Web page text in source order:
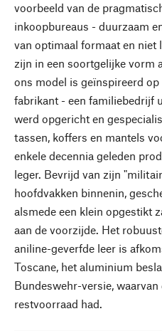
voorbeeld van de
inkoopbureaus - duurzaam
van optimaal formaat en niet
zijn in een soortgelijke vorm
ons model is geïnspireerd op
fabrikant - een familiebedrijf
werd opgericht en
tassen, koffers en mantels
enkele decennia geleden
leger. Bevrijd van zijn
hoofdvakken binnenin,
alsmede een klein opgestikt
aan de voorzijde. Het
aniline-geverfde leer is
Toscane, het aluminium
Bundeswehr-versie,
restvoorraad had.